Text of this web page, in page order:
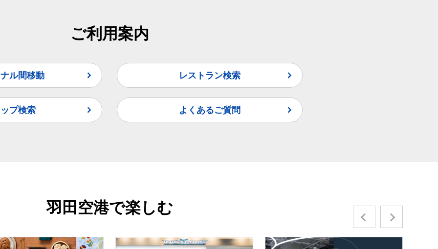
ご利用案内
ル間移動 レストラン検索
プ検索 よくあるご質問
羽田空港で楽しむ Previous Next